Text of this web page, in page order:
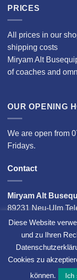
PRICES
All prices in our
shipping costs
Miryam Alt
of coaches and
OUR OPENING
We are open from
Fridays.
Contact
Miryam Alt
89231 Neu-Ulm
info@miryam-
Diese Website
und zu Ihren
Cookies zu
können.
Ich